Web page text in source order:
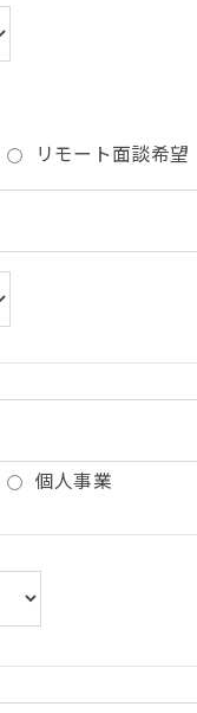
リモート面談希望
個人事業